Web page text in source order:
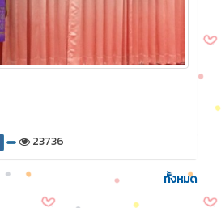
23736
ทั้งหมด